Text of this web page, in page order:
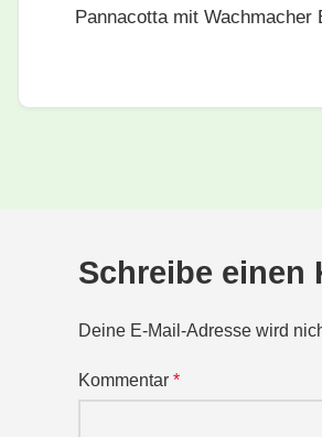
Pannacotta mit Wachmacher
Schreibe einen
Deine E-Mail-Adresse wird
Kommentar *